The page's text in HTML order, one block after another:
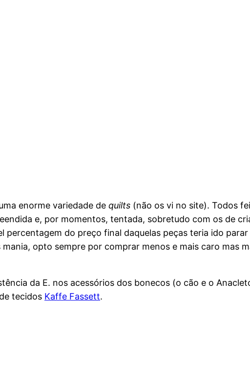
enorme variedade de quilts (não os vi no site). Todos
e, por momentos, tentada, sobretudo com os de
percentagem do preço final daquelas peças teria ido
opto sempre por comprar menos e mais caro mas
da E. nos acessórios dos bonecos (o cão e o
tecidos Kaffe Fassett.